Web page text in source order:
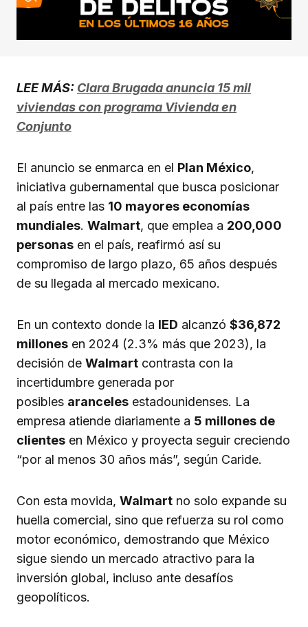
LEE MÁS: Clara Brugada anuncia 15 mil
viviendas con programa Vivienda en
Conjunto
El anuncio se enmarca en el Plan México,
iniciativa gubernamental que busca posicionar
al país entre las 10 mayores economías
mundiales. Walmart, que emplea a 200,000
personas en el país, reafirmó así su
compromiso de largo plazo, 65 años después
de su llegada al mercado mexicano.
En un contexto donde la IED alcanzó $36,872
millones en 2024 (2.3% más que 2023), la
decisión de Walmart contrasta con la
incertidumbre generada por
posibles aranceles estadounidenses. La
empresa atiende diariamente a 5 millones de
clientes en México y proyecta seguir creciendo
“por al menos 30 años más”, según Caride.
Con esta movida, Walmart no solo expande su
huella comercial, sino que refuerza su rol como
motor económico, demostrando que México
sigue siendo un mercado atractivo para la
inversión global, incluso ante desafíos
geopolíticos.